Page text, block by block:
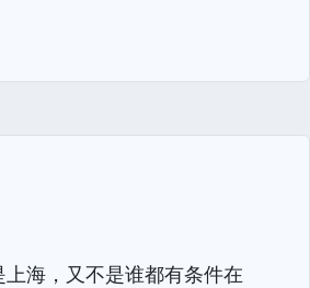
海，又不是谁都有条件在